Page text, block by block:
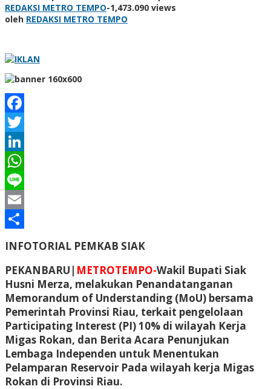
REDAKSI METRO TEMPO-1,473.090 views
oleh REDAKSI METRO TEMPO
Facebook
Twitter
LinkedIn
WhatsApp
Line
Email
INFOTORIAL PEMKAB SIAK
PEKANBARU| METROTEMPO-Wakil Bupati Siak
Husni Merza, melakukan Penandatanganan
Memorandum of Understanding (MoU) bersama
Pemerintah Provinsi Riau, terkait pengelolaan
Participating Interest (PI) 10% di wilayah Kerja
Migas Rokan, dan Berita Acara Penunjukan
Lembaga Independen untuk Menentukan
Pelamparan Reservoir Pada wilayah kerja Migas
Rokan di Provinsi Riau.